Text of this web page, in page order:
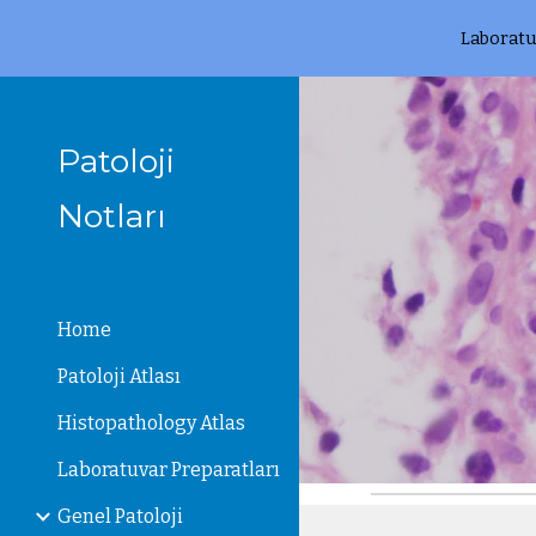
Patoloji
Notları
Home
Patoloji Atlası
Histopathology Atlas
Laboratuvar Preparatları
Genel Patoloji